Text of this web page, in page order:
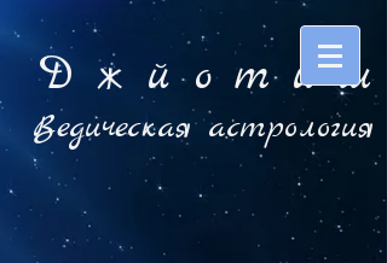
Д ж й o т и ш
Ведическая астрология